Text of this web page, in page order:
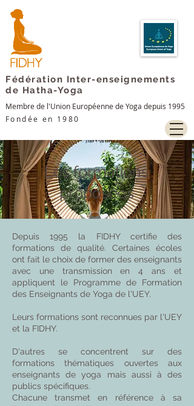
Fondée en 1980
Membre de l'Union Européenne de Yoga depuis 1995
Fédération Inter-enseignements
de Hatha-Yoga
Les formations
proposées
Depuis 1995 la FIDHY certifie des
formations de qualité. ​Certaines écoles
ont fait le choix de former des enseignants
avec une transmission en 4 ans et
appliquent le Programme de Formation
des Enseignants de Yoga de l'UEY.
Leurs formations sont reconnues par l'UEY
et la FIDHY.
D'autres se concentrent sur des
formations thématiques ouvertes aux
enseignants de yoga mais aussi à des
publics spécifiques.
​Chacune transmet en référence à sa